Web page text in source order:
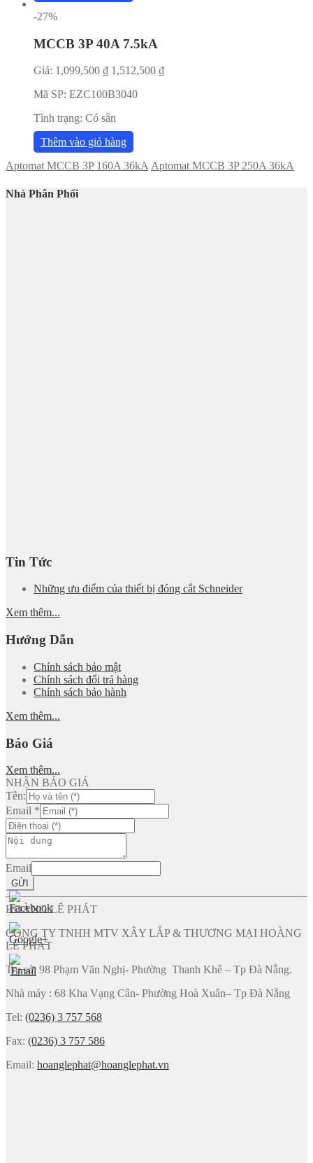
-27%
MCCB 3P 40A 7.5kA
Giá: 1,099,500 ₫ 1,512,500 ₫
Mã SP: EZC100B3040
Tình trạng: Có sẵn
Thêm vào giỏ hàng
Aptomat MCCB 3P 160A 36kA Aptomat MCCB 3P 250A 36kA
Nhà Phân Phối
Tin Tức
Những ưu điểm của thiết bị đóng cắt Schneider
Xem thêm...
Hướng Dẫn
Chính sách bảo mật
Chính sách đổi trả hàng
Chính sách bảo hành
Xem thêm...
Báo Giá
Xem thêm...
NHẬN BÁO GIÁ
Tên:
Email *
Email
GỬI
HOÀNG LÊ PHÁT
CÔNG TY TNHH MTV XÂY LẮP & THƯƠNG MẠI HOÀNG
LÊ PHÁT
Trụ sở: 98 Phạm Văn Nghị- Phường Thanh Khê – Tp Đà Nẵng.
Nhà máy : 68 Kha Vạng Cân- Phường Hoà Xuân– Tp Đà Nẵng
Tel: (0236) 3 757 568
Fax: (0236) 3 757 586
Email: hoanglephat@hoanglephat.vn